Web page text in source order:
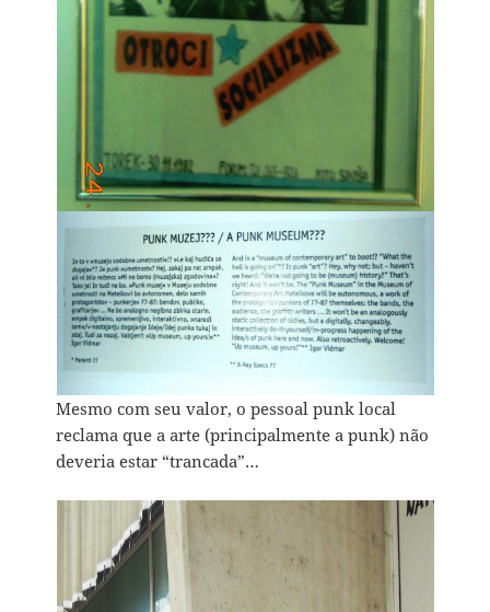
Mesmo com seu valor, o pessoal punk local
reclama que a arte (principalmente a punk) não
deveria estar “trancada”…